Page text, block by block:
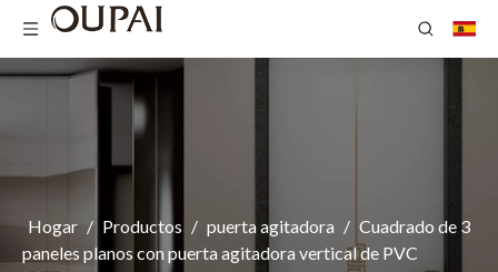
Hogar / Productos / puerta agitadora / Cuadrado de 3
paneles planos con puerta agitadora vertical de PVC